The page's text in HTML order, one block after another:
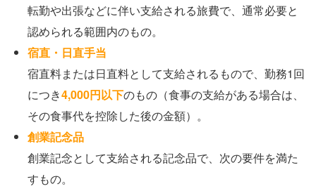
転勤や出張などに伴い支給される旅費で、通常必要と
認められる範囲内のもの。
宿直・日直手当
宿直料または日直料として支給されるもので、勤務1回
につき4,000円以下のもの（食事の支給がある場合は、
その食事代を控除した後の金額）。
創業記念品
創業記念として支給される記念品で、次の要件を満た
すもの。